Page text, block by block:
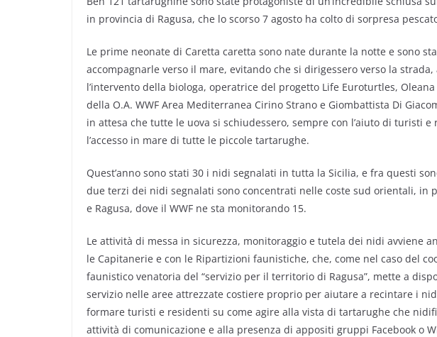
in provincia di Ragusa, che lo scorso 7 agosto ha colto di sorpresa
Le prime neonate di Caretta caretta sono nate durante la notte e sono
accompagnarle verso il mare, evitando che si dirigessero verso la
l’intervento della biologa, operatrice del progetto Life Euroturtles,
della O.A. WWF Area Mediterranea Cirino Strano e Giombattista Di
in attesa che tutte le uova si schiudessero, sempre con l’aiuto di turisti
l’accesso in mare di tutte le piccole tartarughe.
Quest’anno sono stati 30 i nidi segnalati in tutta la Sicilia, e fra questi
due terzi dei nidi segnalati sono concentrati nelle coste sud orientali, in
e Ragusa, dove il WWF ne sta monitorando 15.
Le attività di messa in sicurezza, monitoraggio e tutela dei nidi avviene
le Capitanerie e con le Ripartizioni faunistiche, che, come nel caso del
faunistico venatoria del “servizio per il territorio di Ragusa”, mette a
servizio nelle aree attrezzate costiere proprio per aiutare a recintare i
formare turisti e residenti su come agire alla vista di tartarughe che
attività di comunicazione e alla presenza di appositi gruppi Facebook o